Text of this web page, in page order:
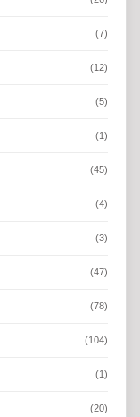
(7)
(12)
(5)
(1)
(45)
(4)
(3)
(47)
(78)
(104)
(1)
(20)